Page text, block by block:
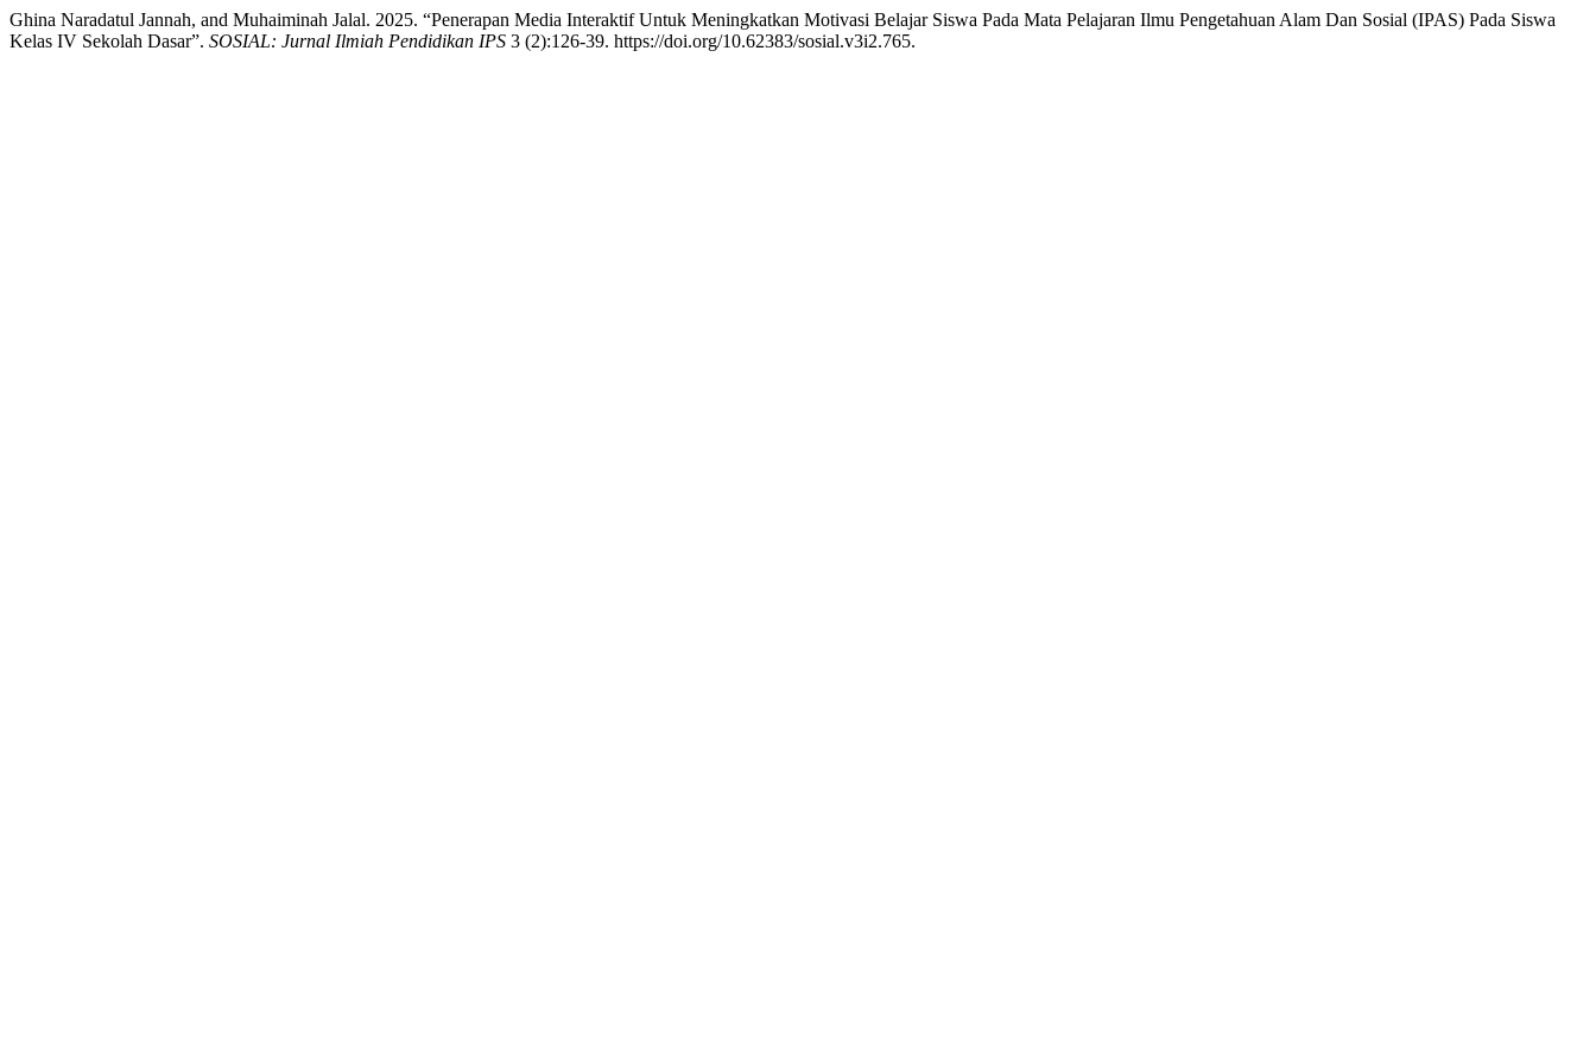
Ghina Naradatul Jannah, and Muhaiminah Jalal. 2025. “Penerapan Media Interaktif Untuk Meningkatkan Motivasi Belajar Siswa Pada Mata Pelajaran Ilmu Pengetahuan Alam Dan Sosial (IPAS) Pada Siswa
Kelas IV Sekolah Dasar”. SOSIAL: Jurnal Ilmiah Pendidikan IPS 3 (2):126-39. https://doi.org/10.62383/sosial.v3i2.765.